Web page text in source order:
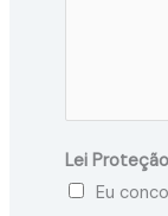
Lei
Eu